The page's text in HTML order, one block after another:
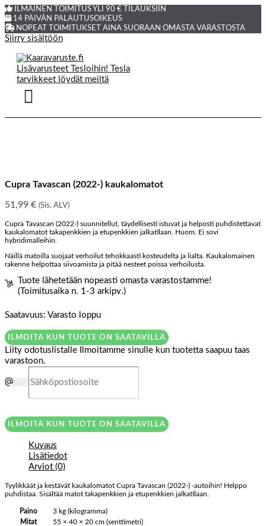
ILMAINEN TOIMITUS YLI 90 € TILAUKSIIN
14 PÄIVÄN PALAUTUSOIKEUS
NOPEAT TOIMITUKSET AINA SUORAAN OMASTA VARASTOSTA
Siirry sisältöön
Cupra Tavascan (2022-) kaukalomatot
51,99 € (Sis. ALV)
Cupra Tavascan (2022-) suunnitellut, täydellisesti istuvat ja helposti puhdistettavat
kaukalomatot takapenkkien ja etupenkkien jalkatilaan. Huom. Ei sovi
hybridimalleihin.
Näillä matoilla suojaat verhoilut tehokkaasti kosteudelta ja lialta. Kaukalomainen
rakenne helpottaa siivoamista ja pitää nesteet poissa verhoilusta.
Tuote lähetetään nopeasti omasta varastostamme!
(Toimitusaika n. 1-3 arkipv.)
Saatavuus: Varasto loppu
ILMOITA KUN TUOTE ON SAATAVILLA
Liity odotuslistalle
Ilmoitamme sinulle kun tuotetta saapuu taas
varastoon.
ILMOITA KUN TUOTE ON SAATAVILLA
Kuvaus
Lisätiedot
Arviot (0)
Tyylikkäät ja kestävät kaukalomatot Cupra Tavascan (2022-) -autoihin! Helppo
puhdistaa. Sisältää matot takapenkkien ja etupenkkien jalkatilaan.
Paino
3 kg (kilogramma)
Mitat
55 × 40 × 20 cm (senttimetri)